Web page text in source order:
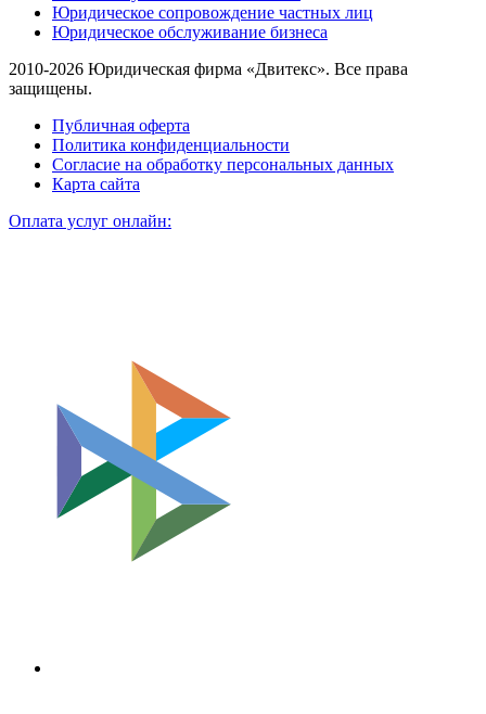
Юридическое сопровождение частных лиц
Юридическое обслуживание бизнеса
2010-2026 Юридическая фирма «Двитекс». Все права
защищены.
Публичная оферта
Политика конфиденциальности
Согласие на обработку персональных данных
Карта сайта
Оплата услуг онлайн: